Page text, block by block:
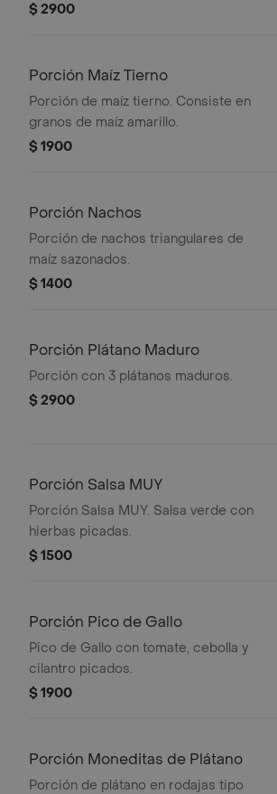
$ 2900
Porción Maíz Tierno
Porción de maíz tierno. Consiste en
granos de maíz amarillo.
$ 1900
Porción Nachos
Porción de nachos triangulares de
maíz sazonados.
$ 1400
Porción Plátano Maduro
Porción con 3 plátanos maduros.
$ 2900
Porción Salsa MUY
Porción Salsa MUY. Salsa verde con
hierbas picadas.
$ 1500
Porción Pico de Gallo
Pico de Gallo con tomate, cebolla y
cilantro picados.
$ 1900
Porción Moneditas de Plátano
Porción de plátano en rodajas tipo